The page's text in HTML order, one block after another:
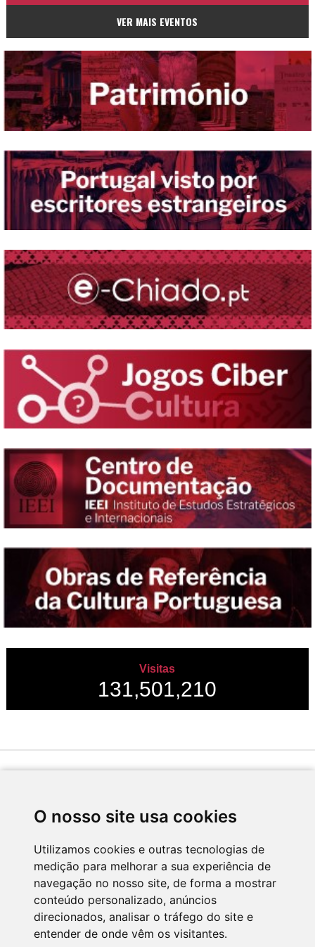
O nosso site usa cookies
Utilizamos cookies e outras tecnologias de
medição para melhorar a sua experiência de
navegação no nosso site, de forma a mostrar
conteúdo personalizado, anúncios
direcionados, analisar o tráfego do site e
entender de onde vêm os visitantes.
VER MAIS EVENTOS
Visitas
131,501,210